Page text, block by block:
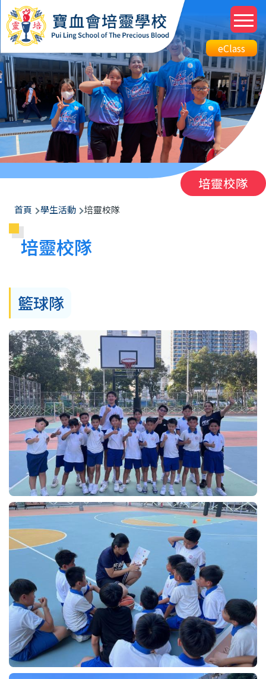
移至主內容
Top
eClass
Btn
eClass
培靈校隊
導
航
連
首頁 學生活動 培靈校隊
培靈校隊
籃球隊